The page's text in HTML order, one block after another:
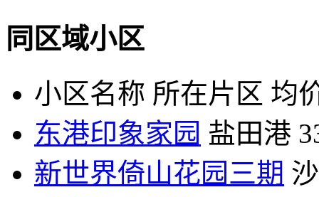
同区域小区
小区名称 所在片区 均
东港印象家园 盐田港
新世界倚山花园三期